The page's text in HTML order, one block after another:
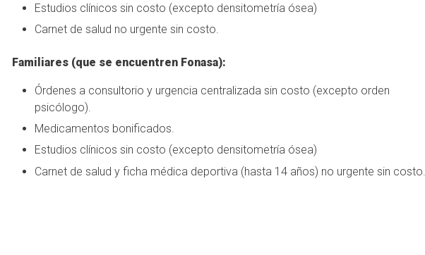
Estudios clínicos sin costo (excepto densitometría ósea)
Carnet de salud no urgente sin costo.
Familiares (que se encuentren Fonasa):
Órdenes a consultorio y urgencia centralizada sin costo (excepto orden
psicólogo).
Medicamentos bonificados.
Estudios clínicos sin costo (excepto densitometría ósea)
Carnet de salud y ficha médica deportiva (hasta 14 años) no urgente sin costo.